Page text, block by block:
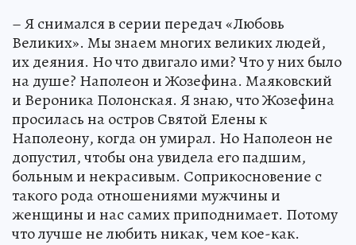
– Я снимался в серии передач «Любовь
Великих». Мы знаем многих великих людей,
их деяния. Но что двигало ими? Что у них было
на душе? Наполеон и Жозефина. Маяковский
и Вероника Полонская. Я знаю, что Жозефина
просилась на остров Святой Елены к
Наполеону, когда он умирал. Но Наполеон не
допустил, чтобы она увидела его падшим,
больным и некрасивым. Соприкосновение с
такого рода отношениями мужчины и
женщины и нас самих приподнимает. Потому
что лучше не любить никак, чем кое-как.